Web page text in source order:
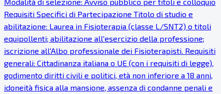
Requisiti Specifici di Partecipazione Titolo di studio e
abilitazione: Laurea in Fisioterapia (classe L/SNT2) o titoli
equipollenti; abilitazione all'esercizio della professione;
iscrizione all'Albo professionale dei Fisioterapisti. Requisiti
generali: Cittadinanza italiana o UE (con i requisiti di legge),
godimento diritti civili e politici, età non inferiore a 18 anni,
idoneità fisica alla mansione, assenza di condanne penali e